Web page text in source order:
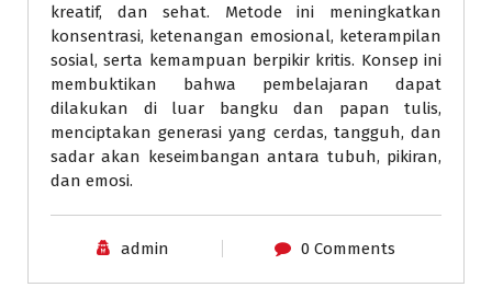
kreatif, dan sehat. Metode ini meningkatkan
konsentrasi, ketenangan emosional, keterampilan
sosial, serta kemampuan berpikir kritis. Konsep ini
membuktikan bahwa pembelajaran dapat
dilakukan di luar bangku dan papan tulis,
menciptakan generasi yang cerdas, tangguh, dan
sadar akan keseimbangan antara tubuh, pikiran,
dan emosi.
admin 0 Comments